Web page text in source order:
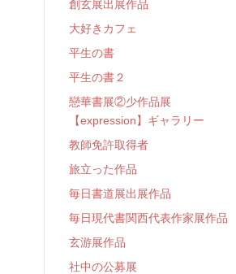
創玄展出展作品
大好きカフェ
平生の書
平生の書２
戀華書展②少作品展
【expression】ギャラリー
教師免許取得者
旅立った作品
毎日書道展出展作品
毎日現代書関西代表作家展作品
玄游展作品
社中の公募展